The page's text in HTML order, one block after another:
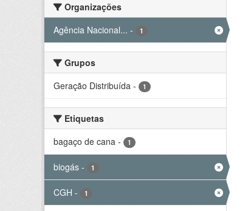
Organizações
Agência Nacional... - 1
Grupos
Geração Distribuída - 1
Etiquetas
bagaço de cana - 1
biogás - 1
CGH - 1